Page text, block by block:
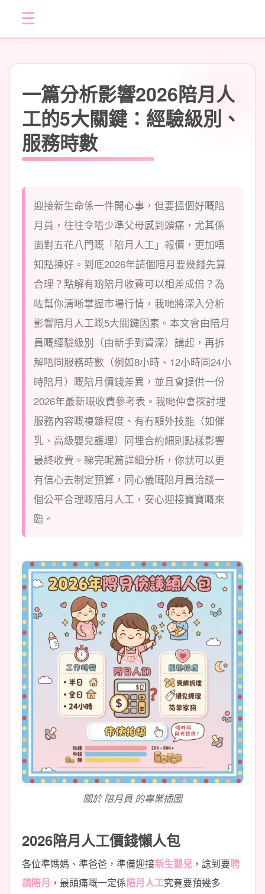
☰
一篇分析影響2026陪月人
工的5大關鍵：經驗級別、
服務時數
迎接新生命係一件開心事，但要搵個好嘅陪
月員，往往令唔少準父母感到頭痛，尤其係
面對五花八門嘅「陪月人工」報價，更加唔
知點揀好。到底2026年請個陪月要幾錢先算
合理？點解有啲陪月收費可以相差成倍？為
咗幫你清晰掌握市場行情，我哋將深入分析
影響陪月人工嘅5大關鍵因素。本文會由陪月
員嘅經驗級別（由新手到資深）講起，再拆
解唔同服務時數（例如8小時、12小時同24小
時陪月）嘅陪月價錢差異，並且會提供一份
2026年最新嘅收費參考表。我哋仲會探討埋
服務內容嘅複雜程度、有冇額外技能（如催
乳、高級嬰兒護理）同埋合約細則點樣影響
最終收費。睇完呢篇詳細分析，你就可以更
有信心去制定預算，同心儀嘅陪月員洽談一
個公平合理嘅陪月人工，安心迎接寶寶嘅來
臨。
關於 陪月員 的專業插圖
2026陪月人工價錢懶人包
各位準媽媽、準爸爸，準備迎接新生嬰兒 ，諗到要聘
請陪月 ，最頭痛嘅一定係陪月人工究竟要預幾多